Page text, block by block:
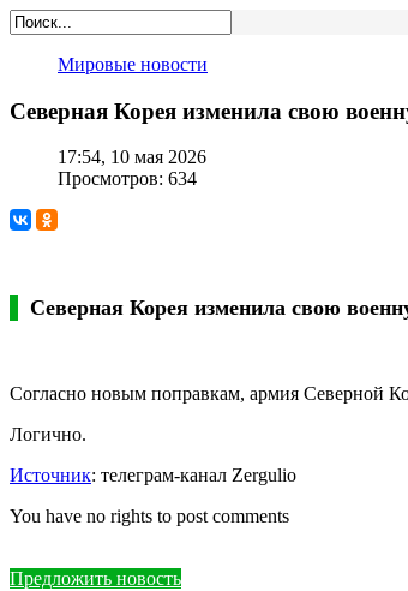
Мировые новости
Северная Корея изменила свою
17:54, 10 мая 2026
Просмотров: 634
Северная Корея изменила свою
Согласно новым поправкам, армия Северной
Логично.
Источник: телеграм-канал Zergulio
You have no rights to post comments
Предложить новость